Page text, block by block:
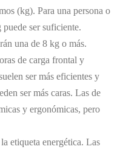
(kg). Para una persona o
ser suficiente.
una de 8 kg o más.
de carga frontal y
ser más eficientes y
ser más caras. Las de
y ergonómicas, pero
etiqueta energética. Las